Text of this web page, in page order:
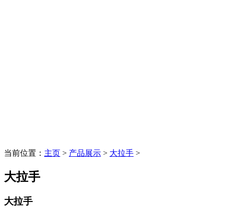
当前位置： 主页 > 产品展示 > 大拉手 >
大拉手
大拉手